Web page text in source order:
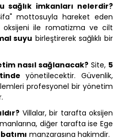
sağlık imkanları nelerdir?
mottosuyla hareket eden
oksijeni ile romatizma ve cilt
suyu birleştirerek sağlıklı bir
nasıl sağlanacak? Site, 5
yönetilecektir. Güvenlik,
profesyonel bir yönetim
Villalar, bir tarafta oksijen
diğer tarafta ise Ege
manzarasına hakimdir.